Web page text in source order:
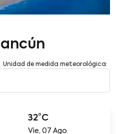
Unidad de medida meteorológica:
32°C
Vie, 07 Ago